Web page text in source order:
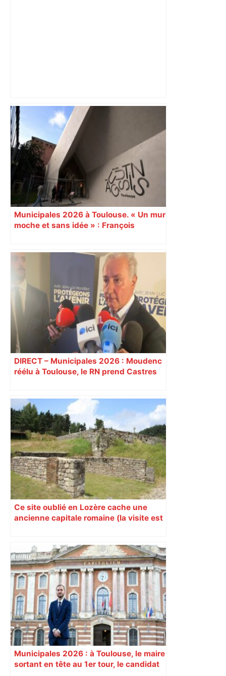
Après la fusion avec la liste PS
Toulouse, le candidat LFI salue "une
dynamique qui nous oblige à la
responsabilité" – Franceinfo
Municipales 2026 à Toulouse. « Un mur
moche et sans idée » : François
Augustins
DIRECT – Municipales 2026 : Moudenc
réélu à Toulouse, le RN prend Castres
Ce site oublié en Lozère cache une
ancienne capitale romaine (la visite est
Municipales 2026 : à Toulouse, le maire
sortant en tête au 1er tour, le candidat